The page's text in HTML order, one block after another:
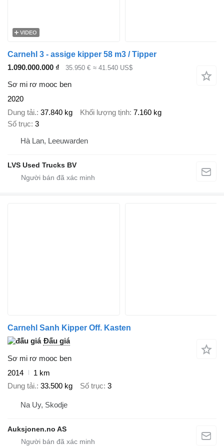
VIDEO
Carnehl 3 - assige kipper 58 m3 / Tipper
1.090.000.000 ₫
35.950 € ≈ 41.540 US$
Sơ mi rơ mooc ben
2020
Dung tải. 37.840 kg Khối lượng tịnh 7.160 kg
Số trục 3
Hà Lan, Leeuwarden
LVS Used Trucks BV
Carnehl Sanh Kipper Off. Kasten
Đấu giá
Sơ mi rơ mooc ben
2014
1 km
Dung tải. 33.500 kg Số trục 3
Na Uy, Skodje
Auksjonen.no AS